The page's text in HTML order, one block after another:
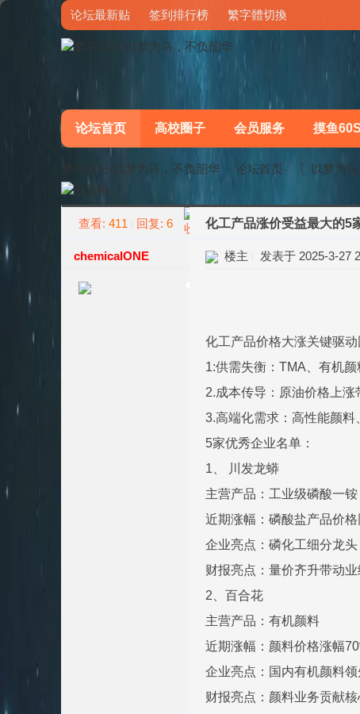
论坛最新贴 签到排行榜 繁字體切換
论坛首页 高校圈子 会员服务 摸鱼60S
梦马论坛-以梦为马，不负韶华 论坛首页 〖以梦为马
查看: 411 回复: 6 化工产品涨价受益最大的5
chemicalONE 楼主 发表于 2025-3-27
化工产品价格大涨关键驱动
1:供需失衡：TMA、有机
2.成本传导：原油价格上涨
3.高端化需求：高性能颜料
5家优秀企业名单：
1、 川发龙蟒
主营产品：工业级磷酸一铵
近期涨幅：磷酸盐产品价格
企业亮点：磷化工细分龙头
财报亮点：量价齐升带动业
2、百合花
主营产品：有机颜料
近期涨幅：颜料价格涨幅
企业亮点：国内有机颜料
财报亮点：颜料业务贡献核